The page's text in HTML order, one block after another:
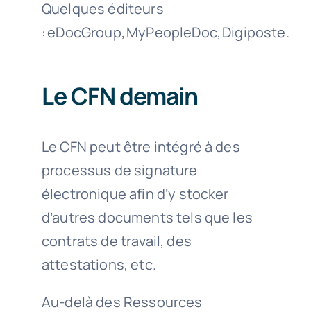
Quelques éditeurs
: eDocGroup, MyPeopleDoc, Digiposte.
Le CFN demain
Le CFN peut être intégré à des
processus de signature
électronique afin d’y stocker
d’autres documents tels que les
contrats de travail, des
attestations, etc.
Au-delà des Ressources